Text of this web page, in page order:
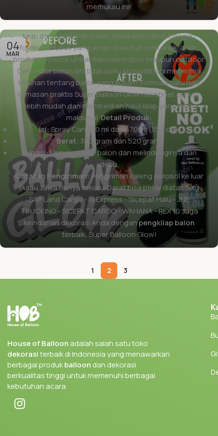
memukau ini!
04
MAR
Super Balloon Glow adalah solusi cair yang
kilap dan keindahan balon Anda lebih lama. Dengan
formula khusus yang aman disentuh oleh anak-anak,
produk ini cocok untuk dekorasi indoor maupun outdoor.
Dekorator balon kini tidak perlu khawatir lagi menerima
keluhan tentang balon yang kusam. Formula baru dan
kemasan praktis Super Balloon Glow membuat aplikasi
lebih mudah dan memberikan hasil kilap yang lebih
maksimal.Detail Produk:
Isi:Spray Can 300 ml dan 470 ml (15.8 oz).
Berat: 300 gram dan 520 gram.
Fungsi:Menjaga kilap balon dan melindunginya dari
debu.
Catatan Pengiriman:Pengiriman kaleng aerosol ke luar
Pulau Jawa hanya melalui Darat bisa pakai diatas 5 kg
SAP Land Cargo - Id Express - Sicepat Halu - JNE
TRUCKING - SICEPAT CARGO - WAHANA - REX 10 Jaga
keindahan dekorasi Anda denganpengkilap balon
terbaik, Super Balloon Glow!
1 2 3
House of Balloon adalah salah satu toko
dekorasiterbaik di Indonesia yang menawarkan
berbagai produkballoon dan dekorasi
berkualitas tinggi untuk memenuhi berbagai
kebutuhan acara.